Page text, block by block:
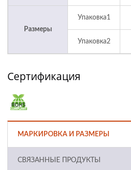
Размеры
Упаковка1
Упаковка2
Сертификация
МАРКИРОВКА И РАЗМЕРЫ
СВЯЗАННЫЕ ПРОДУКТЫ